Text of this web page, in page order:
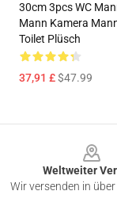
30cm 3pcs WC
Mann Kamera
Toilet Plüsch
37,91 £$47.99
Weltweiter
Wir versenden in